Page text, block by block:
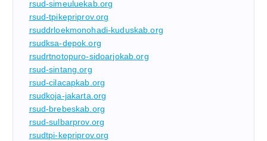
rsud-simeuluekab.org
rsud-tpikepriprov.org
rsuddrloekmonohadi-kuduskab.org
rsudksa-depok.org
rsudrtnotopuro-sidoarjokab.org
rsud-sintang.org
rsud-cilacapkab.org
rsudkoja-jakarta.org
rsud-brebeskab.org
rsud-sulbarprov.org
rsudtpi-kepriprov.org